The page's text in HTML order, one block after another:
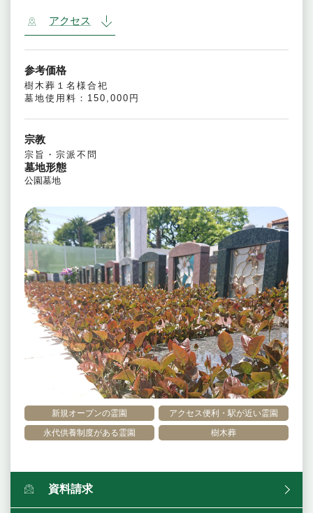
新規オープンの霊園
アクセス便利・駅が近い霊園
永代供養制度がある霊園
樹木葬
アクセス
参考価格
樹木葬１名様合祀
墓地使用料：150,000円
宗教
宗旨・宗派不問
墓地形態
公園墓地
資料請求